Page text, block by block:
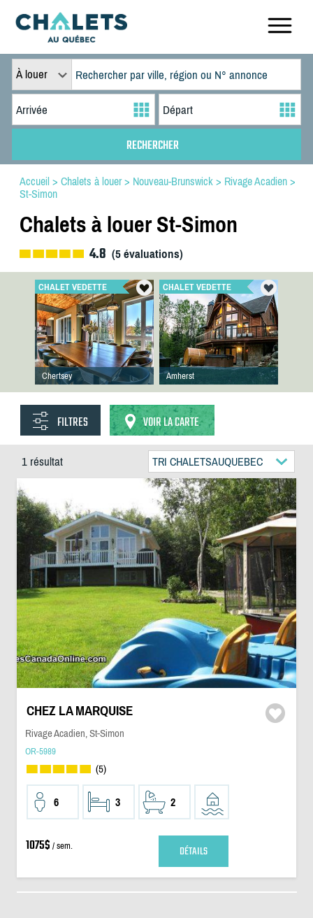
À louer
Accueil > Chalets à louer> Nouveau-Brunswick> Rivage Acadien>
St-Simon
Chalets à louer St-Simon
4.8 (5évaluations)
CHALET VEDETTE
Chertsey
CHALET VEDETTE
Amherst
FILTRES VOIR LA CARTE
1 résultat TRI CHALETSAUQUEBEC
CHEZ LA MARQUISE
Rivage Acadien, St-Simon
OR-5989
(5)
6 3 2
1075$ / sem. DÉTAILS